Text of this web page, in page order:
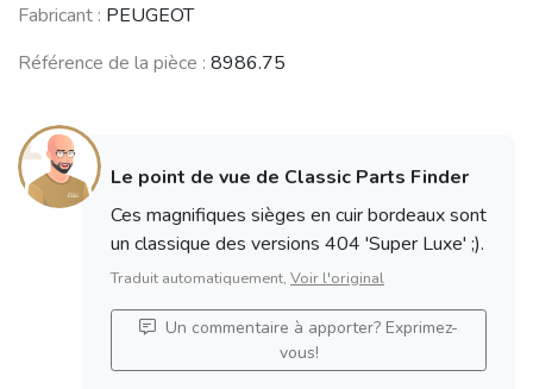
Fabricant : PEUGEOT
Référence de la pièce : 8986.75
Le point de vue de Classic Parts Finder
Ces magnifiques sièges en cuir bordeaux sont
un classique des versions 404 'Super Luxe' ;).
Traduit automatiquement, Voir l'original
Un commentaire à apporter? Exprimez-
vous!